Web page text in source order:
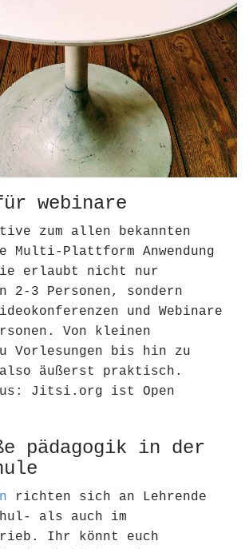
webinare
zum allen bekannten
Multi-Plattform Anwendung
erlaubt nicht nur
2-3 Personen, sondern
und Webinare
Von kleinen
Vorlesungen bis hin zu
also äußerst praktisch.
Jitsi.org ist Open
pädagogik in der
richten sich an Lehrende
als auch im
Ihr könnt euch